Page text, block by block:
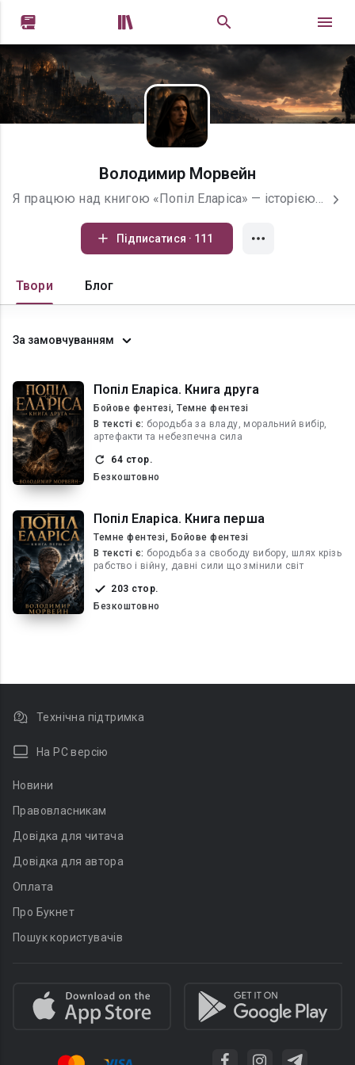
 
Володимир Морвейн
Я працюю над книгою «Попіл Еларіса» — історією про світ, де наслідки вибору відчуваються не одразу, але завжди неминучі. Мені цікаво досліджувати не лише сам сюжет, а й те, що відбувається з людиною всередині: коли руйнуються звичні опори, коли віра стикається з реальністю, а рішення перестають бути простими. Я пишу про персонажів, які змушені відповідати за свої вчинки, навіть якщо ціна виявляється вищою, ніж вони могли уявити. У центрі моїх історій — не лише події, а й внутрішні зміни, які вони запускають. «Попіл Еларіса» — це не просто світ і історія. Це спроба зрозуміти, що залишається після того, як усе, у що ти вірив, згоряє.
Підписатися · 111
Твори Блог
За замовчуванням
Попіл Еларіса. Книга друга
Бойове фентезі, Темне фентезі
В текcті є: бородьба за владу, моральний вибір,
артефакти та небезпечна сила
64 стор.
Безкоштовно
Попіл Еларіса. Книга перша
Темне фентезі, Бойове фентезі
В текcті є: бородьба за свободу вибору, шлях крізь
рабство і війну, давні сили що змінили світ
203 стор.
Безкоштовно
Технічна підтримка
На PC версію
Новини
Правовласникам
Довідка для читача
Довідка для автора
Оплата
Про Букнет
Пошук користувачів